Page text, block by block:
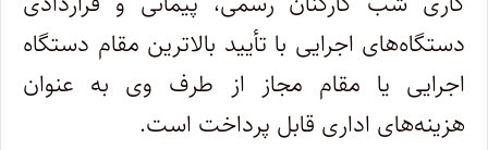
دستگاه‌های اجرایی با تأیید بالاترین مقام دستگاه
اجرایی یا مقام مجاز از طرف وی به عنوان
هزینه‌های اداری قابل پرداخت است.